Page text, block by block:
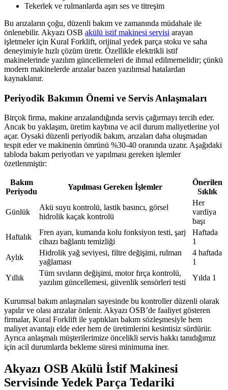
Tekerlek ve rulmanlarda aşırı ses ve titreşim
Bu arızaların çoğu, düzenli bakım ve zamanında müdahale ile
önlenebilir. Akyazı OSB akülü istif makinesi servisi arayan
işletmeler için Kural Forklift, orijinal yedek parça stoku ve saha
deneyimiyle hızlı çözüm üretir. Özellikle elektrikli istif
makinelerinde yazılım güncellemeleri de ihmal edilmemelidir; çünkü
modern makinelerde arızalar bazen yazılımsal hatalardan
kaynaklanır.
Periyodik Bakımın Önemi ve Servis Anlaşmaları
Birçok firma, makine arızalandığında servis çağırmayı tercih eder.
Ancak bu yaklaşım, üretim kaybına ve acil durum maliyetlerine yol
açar. Oysaki düzenli periyodik bakım, arızaları daha oluşmadan
tespit eder ve makinenin ömrünü %30-40 oranında uzatır. Aşağıdaki
tabloda bakım periyotları ve yapılması gereken işlemler
özetlenmiştir:
Bakım
Periyodu
Yapılması Gereken İşlemler
Önerilen
Sıklık
Günlük
Akü suyu kontrolü, lastik basıncı, görsel
hidrolik kaçak kontrolü
Her
vardiya
başı
Haftalık
Fren ayarı, kumanda kolu fonksiyon testi, şarj
cihazı bağlantı temizliği
Haftada
1
Aylık
Hidrolik yağ seviyesi, filtre değişimi, rulman
yağlaması
4 haftada
1
Yıllık
Tüm sıvıların değişimi, motor fırça kontrolü,
yazılım güncellemesi, güvenlik sensörleri testi
Yılda 1
Kurumsal bakım anlaşmaları sayesinde bu kontroller düzenli olarak
yapılır ve olası arızalar önlenir. Akyazı OSB’de faaliyet gösteren
firmalar, Kural Forklift ile yaptıkları bakım sözleşmesiyle hem
maliyet avantajı elde eder hem de üretimlerini kesintisiz sürdürür.
Ayrıca anlaşmalı müşterilerimize öncelikli servis hakkı tanıdığımız
için acil durumlarda bekleme süresi minimuma iner.
Akyazı OSB Akülü İstif Makinesi
Servisinde Yedek Parça Tedariki